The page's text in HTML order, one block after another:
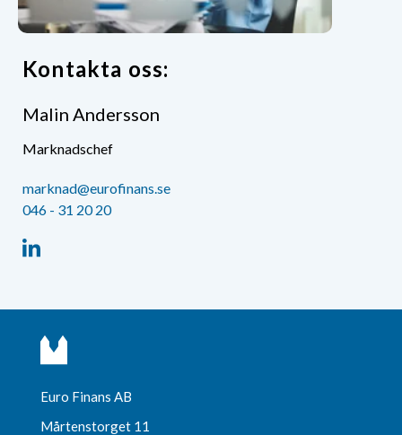
Kontakta oss:
Malin Andersson
Marknadschef
marknad@eurofinans.se
046 - 31 20 20
Euro Finans AB
Mårtenstorget 11